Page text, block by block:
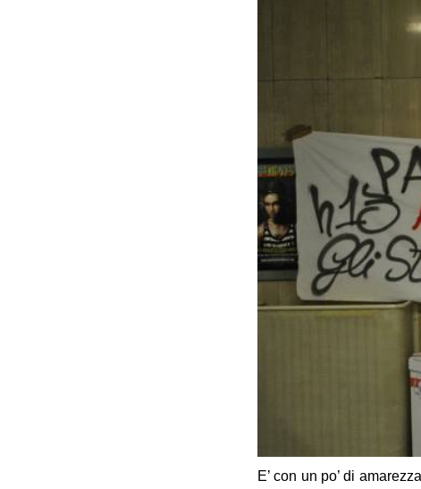
E’ con un po’ di